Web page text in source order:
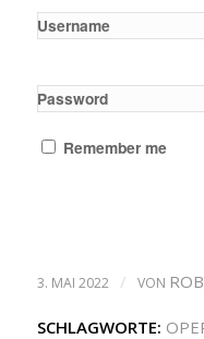
Username
Password
Remember me
3. MAI 2022 / VON
SCHLAGWORTE: